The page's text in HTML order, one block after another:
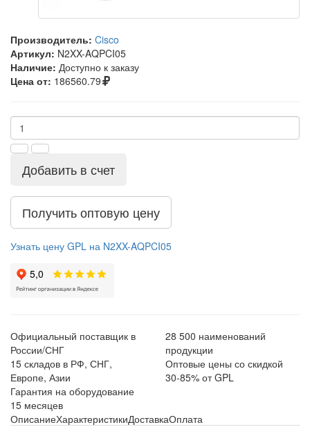
Производитель: Cisco
Артикул: N2XX-AQPCI05
Наличие: Доступно к заказу
Цена от: 186560.79
Добавить в счет
Получить оптовую цену
Узнать цену GPL на N2XX-AQPCI05
Официальный поставщик в
России/СНГ
28 500 наименований
продукции
15 складов в РФ, СНГ,
Европе, Азии
Оптовые цены со скидкой
30-85% от GPL
Гарантия на оборудование
15 месяцев
ОписаниеХарактеристикиДоставкаОплата